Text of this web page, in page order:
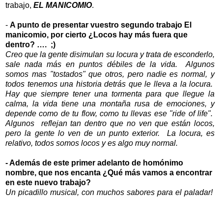
trabajo, EL MANICOMIO.
- A punto de presentar vuestro segundo trabajo El
manicomio, por cierto ¿Locos hay más fuera que
dentro? …. ;)
Creo que la gente disimulan su locura y trata de esconderlo,
sale nada más en puntos débiles de la vida. Algunos
somos mas "tostados" que otros, pero nadie es normal, y
todos tenemos una historia detrás que le lleva a la locura.
Hay que siempre tener una tormenta para que llegue la
calma, la vida tiene una montaña rusa de emociones, y
depende como de tu flow, como tu llevas ese "ride of life".
Algunos reflejan tan dentro que no ven que están locos,
pero la gente lo ven de un punto exterior. La locura, es
relativo, todos somos locos y es algo muy normal.
- Además de este primer adelanto de homónimo
nombre, que nos encanta ¿Qué más vamos a encontrar
en este nuevo trabajo?
Un picadillo musical, con muchos sabores para el paladar!